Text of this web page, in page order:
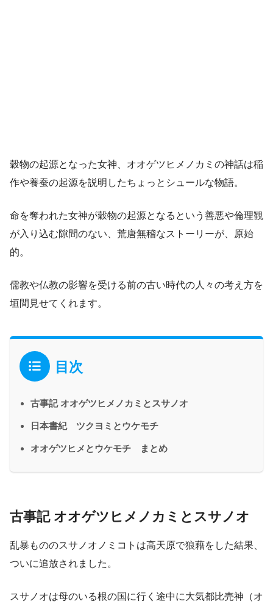
穀物の起源となった女神、オオゲツヒメノカミの神話は稲
作や養蚕の起源を説明したちょっとシュールな物語。
命を奪われた女神が穀物の起源となるという善悪や倫理観
が入り込む隙間のない、荒唐無稽なストーリーが、原始
的。
儒教や仏教の影響を受ける前の古い時代の人々の考え方を
垣間見せてくれます。
目次
古事記 オオゲツヒメノカミとスサノオ
日本書紀 ツクヨミとウケモチ
オオゲツヒメとウケモチ まとめ
古事記 オオゲツヒメノカミとスサノオ
乱暴もののスサノオノミコトは高天原で狼藉をした結果、
ついに追放されました。
スサノオは母のいる根の国に行く途中に大気都比売神（オ